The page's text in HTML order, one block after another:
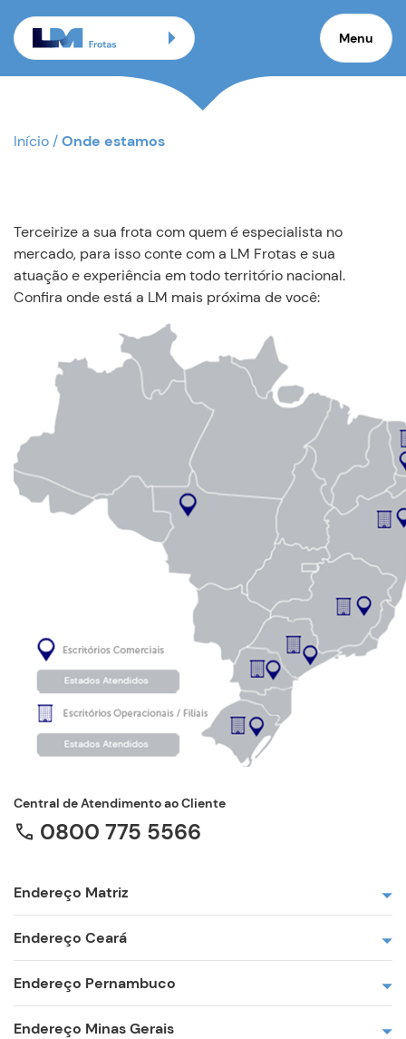
Menu
Início /Onde estamos
Terceirize a sua frota com quem é especialista no
mercado, para isso conte com a LM Frotas e sua
atuação e experiência em todo território nacional.
Confira onde está a LM mais próxima de você:
Central de Atendimento ao Cliente
0800 775 5566
Endereço Matriz
Endereço Ceará
Endereço Pernambuco
Endereço Minas Gerais